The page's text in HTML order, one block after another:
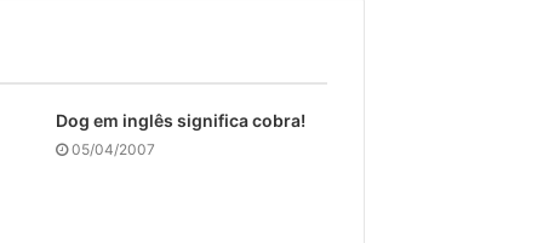
Dog em inglês significa cobra!
05/04/2007